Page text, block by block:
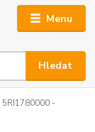
Menu
Hledat
5RI1780000 -